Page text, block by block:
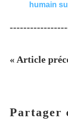
humain
« Article
Partager